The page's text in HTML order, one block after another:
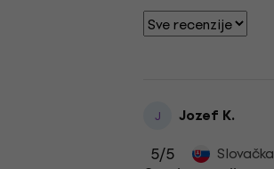
J Jozef K.
5/5 Slovačka